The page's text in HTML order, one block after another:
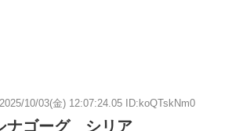
2025/10/03(金) 12:07:24.05 ID:koQTskNm0
ナゴーグ シリア